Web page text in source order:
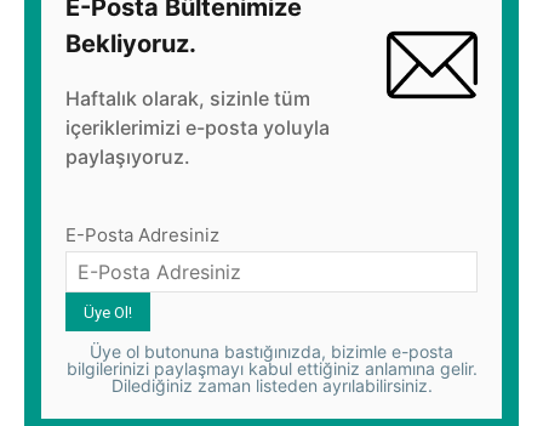
E-Posta Bültenimize
Bekliyoruz.
Haftalık olarak, sizinle tüm
içeriklerimizi e-posta yoluyla
paylaşıyoruz.
E-Posta Adresiniz
Üye ol butonuna bastığınızda, bizimle e-posta
bilgilerinizi paylaşmayı kabul ettiğiniz anlamına gelir.
Dilediğiniz zaman listeden ayrılabilirsiniz.